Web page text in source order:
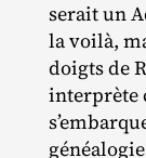
serait un
la voilà,
doigts de
interprète